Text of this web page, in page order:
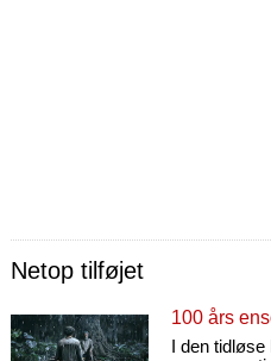
Netop tilføjet
100 års
I den